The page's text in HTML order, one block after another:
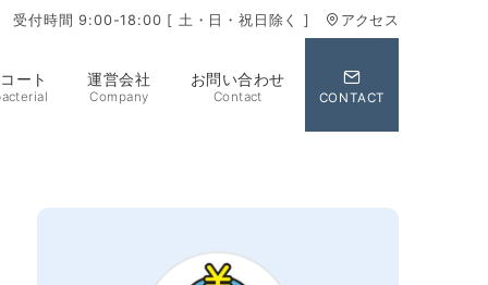
受付時間 9:00-18:00 [ 土・日・祝日除く ] アクセス
ート 運営会社
Company
お問い合わせ
Contact CONTACT